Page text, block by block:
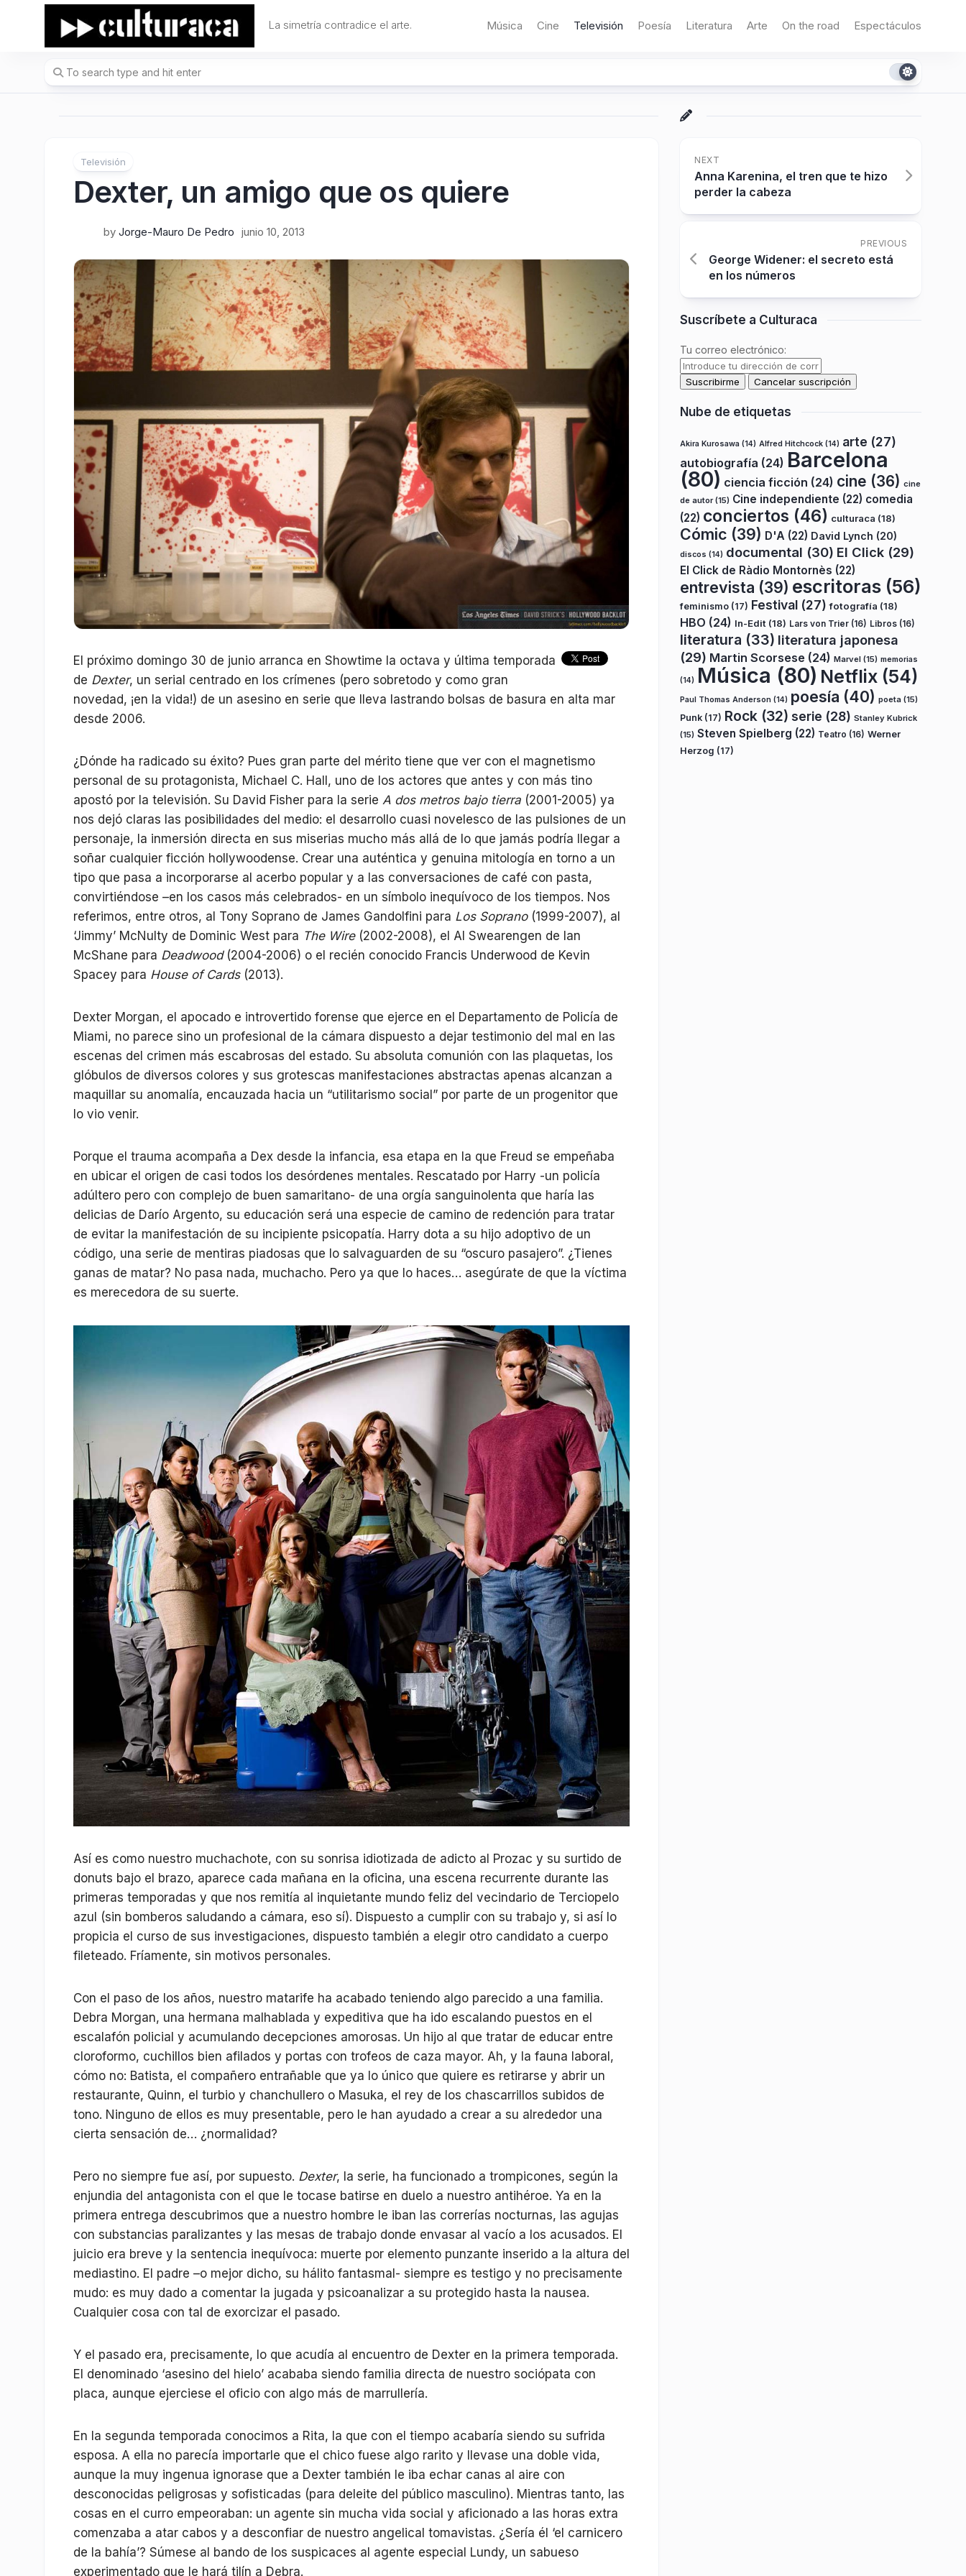
La simetría contradice el arte. Música Cine Televisión Poesía Literatura Arte On the road Espectáculos
Televisión
Dexter, un amigo que os quiere
by Jorge-Mauro De Pedro junio 10, 2013
El próximo domingo 30 de junio arranca en Showtime la octava y última temporada
de Dexter, un serial centrado en los crímenes (pero sobretodo y como gran
novedad, ¡en la vida!) de un asesino en serie que lleva lastrando bolsas de basura en alta mar
desde 2006.
¿Dónde ha radicado su éxito? Pues gran parte del mérito tiene que ver con el magnetismo
personal de su protagonista, Michael C. Hall, uno de los actores que antes y con más tino
apostó por la televisión. Su David Fisher para la serie A dos metros bajo tierra (2001-2005) ya
nos dejó claras las posibilidades del medio: el desarrollo cuasi novelesco de las pulsiones de un
personaje, la inmersión directa en sus miserias mucho más allá de lo que jamás podría llegar a
soñar cualquier ficción hollywoodense. Crear una auténtica y genuina mitología en torno a un
tipo que pasa a incorporarse al acerbo popular y a las conversaciones de café con pasta,
convirtiéndose –en los casos más celebrados- en un símbolo inequívoco de los tiempos. Nos
referimos, entre otros, al Tony Soprano de James Gandolfini para Los Soprano(1999-2007), al
‘Jimmy’ McNulty de Dominic West para The Wire(2002-2008), el Al Swearengen de Ian
McShane para Deadwood(2004-2006) o el recién conocido Francis Underwood de Kevin
Spacey para House of Cards(2013).
Dexter Morgan, el apocado e introvertido forense que ejerce en el Departamento de Policía de
Miami, no parece sino un profesional de la cámara dispuesto a dejar testimonio del mal en las
escenas del crimen más escabrosas del estado. Su absoluta comunión con las plaquetas, los
glóbulos de diversos colores y sus grotescas manifestaciones abstractas apenas alcanzan a
maquillar su anomalía, encauzada hacia un “utilitarismo social” por parte de un progenitor que
lo vio venir.
Porque el trauma acompaña a Dex desde la infancia, esa etapa en la que Freud se empeñaba
en ubicar el origen de casi todos los desórdenes mentales. Rescatado por Harry -un policía
adúltero pero con complejo de buen samaritano- de una orgía sanguinolenta que haría las
delicias de Darío Argento, su educación será una especie de camino de redención para tratar
de evitar la manifestación de su incipiente psicopatía. Harry dota a su hijo adoptivo de un
código, una serie de mentiras piadosas que lo salvaguarden de su “oscuro pasajero”. ¿Tienes
ganas de matar? No pasa nada, muchacho. Pero ya que lo haces… asegúrate de que la víctima
es merecedora de su suerte.
Así es como nuestro muchachote, con su sonrisa idiotizada de adicto al Prozac y su surtido de
donuts bajo el brazo, aparece cada mañana en la oficina, una escena recurrente durante las
primeras temporadas y que nos remitía al inquietante mundo feliz del vecindario de Terciopelo
azul (sin bomberos saludando a cámara, eso sí). Dispuesto a cumplir con su trabajo y, si así lo
propicia el curso de sus investigaciones, dispuesto también a elegir otro candidato a cuerpo
fileteado. Fríamente, sin motivos personales.
Con el paso de los años, nuestro matarife ha acabado teniendo algo parecido a una familia.
Debra Morgan, una hermana malhablada y expeditiva que ha ido escalando puestos en el
escalafón policial y acumulando decepciones amorosas. Un hijo al que tratar de educar entre
cloroformo, cuchillos bien afilados y portas con trofeos de caza mayor. Ah, y la fauna laboral,
cómo no: Batista, el compañero entrañable que ya lo único que quiere es retirarse y abrir un
restaurante, Quinn, el turbio y chanchullero o Masuka, el rey de los chascarrillos subidos de
tono. Ninguno de ellos es muy presentable, pero le han ayudado a crear a su alrededor una
cierta sensación de… ¿normalidad?
Pero no siempre fue así, por supuesto. Dexter, la serie, ha funcionado a trompicones, según la
enjundia del antagonista con el que le tocase batirse en duelo a nuestro antihéroe. Ya en la
primera entrega descubrimos que a nuestro hombre le iban las correrías nocturnas, las agujas
con substancias paralizantes y las mesas de trabajo donde envasar al vacío a los acusados. El
juicio era breve y la sentencia inequívoca: muerte por elemento punzante inserido a la altura del
mediastino. El padre –o mejor dicho, su hálito fantasmal- siempre es testigo y no precisamente
mudo: es muy dado a comentar la jugada y psicoanalizar a su protegido hasta la nausea.
Cualquier cosa con tal de exorcizar el pasado.
Y el pasado era, precisamente, lo que acudía al encuentro de Dexter en la primera temporada.
El denominado ‘asesino del hielo’ acababa siendo familia directa de nuestro sociópata con
placa, aunque ejerciese el oficio con algo más de marrullería.
En la segunda temporada conocimos a Rita, la que con el tiempo acabaría siendo su sufrida
esposa. A ella no parecía importarle que el chico fuese algo rarito y llevase una doble vida,
aunque la muy ingenua ignorase que a Dexter también le iba echar canas al aire con
desconocidas peligrosas y sofisticadas (para deleite del público masculino). Mientras tanto, las
cosas en el curro empeoraban: un agente sin mucha vida social y aficionado a las horas extra
comenzaba a atar cabos y a desconfiar de nuestro angelical tomavistas. ¿Sería él ‘el carnicero
de la bahía’? Súmese al bando de los suspicaces al agente especial Lundy, un sabueso
experimentado que le hará tilín a Debra.
NEXT
Anna Karenina, el tren que te hizo
perder la cabeza
PREVIOUS
George Widener: el secreto está
en los números
Suscríbete a Culturaca
Tu correo electrónico:
Nube de etiquetas
Akira Kurosawa (14) Alfred Hitchcock (14) arte (27)
autobiografía (24) Barcelona
(80) ciencia ficción (24) cine (36) cine
de autor(15) Cine independiente (22) comedia
(22) conciertos (46) culturaca (18)
Cómic (39) D'A (22) David Lynch (20)
discos (14) documental (30) El Click (29)
El Click de Ràdio Montornès (22)
entrevista (39) escritoras (56)
feminismo (17) Festival (27) fotografía (18)
HBO (24) In-Edit (18) Lars von Trier (16) Libros (16)
literatura (33) literatura japonesa
(29) Martin Scorsese (24) Marvel (15) memorias
(14) Música (80) Netflix (54)
Paul Thomas Anderson (14) poesía (40) poeta (15)
Punk (17) Rock (32) serie (28) Stanley Kubrick
(15) Steven Spielberg (22) Teatro (16) Werner
Herzog (17)